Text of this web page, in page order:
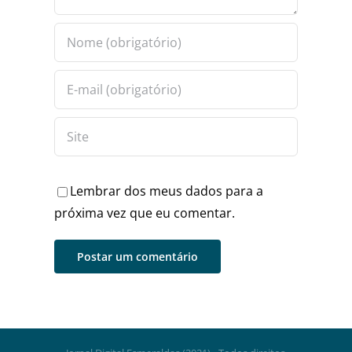
Lembrar dos meus dados para a
próxima vez que eu comentar.